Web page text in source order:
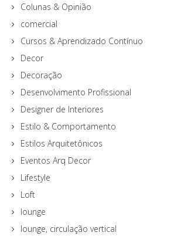
Colunas & Opinião
comercial
Cursos & Aprendizado Contínuo
Decor
Decoração
Desenvolvimento Profissional
Designer de Interiores
Estilo & Comportamento
Estilos Arquitetônicos
Eventos Arq Decor
Lifestyle
Loft
lounge
lounge, circulação vertical